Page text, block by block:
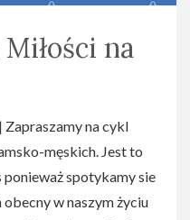
na
na cykl
męskich. Jest to
ponieważ spotykamy sie
obecny w naszym życiu